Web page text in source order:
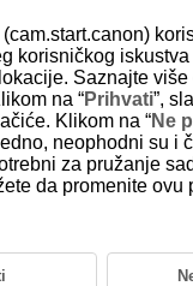
funkcije za
korisničkog
Saznajte više
na “Prihvati”,
Klikom na “Ne
neophodni su i
za pružanje
da promenite ovu